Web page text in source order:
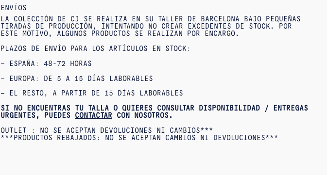
ENVÍOS
LA COLECCIÓN DE CJ SE REALIZA EN SU TALLER DE BARCELONA BAJO PEQUEÑAS
TIRADAS DE PRODUCCIÓN, INTENTANDO NO CREAR EXCEDENTES DE STOCK. POR
ESTE MOTIVO, ALGUNOS PRODUCTOS SE REALIZAN POR ENCARGO.
PLAZOS DE ENVÍO PARA LOS ARTÍCULOS EN STOCK:
– ESPAÑA: 48-72 HORAS
– EUROPA: DE 5 A 15 DÍAS LABORABLES
– EL RESTO, A PARTIR DE 15 DÍAS LABORABLES
SI NO ENCUENTRAS TU TALLA O QUIERES CONSULTAR DISPONIBILIDAD / ENTREGAS
URGENTES, PUEDES CONTACTAR CON NOSOTROS.
OUTLET : NO SE ACEPTAN DEVOLUCIONES NI CAMBIOS***
***PRODUCTOS REBAJADOS: NO SE ACEPTAN CAMBIOS NI DEVOLUCIONES***